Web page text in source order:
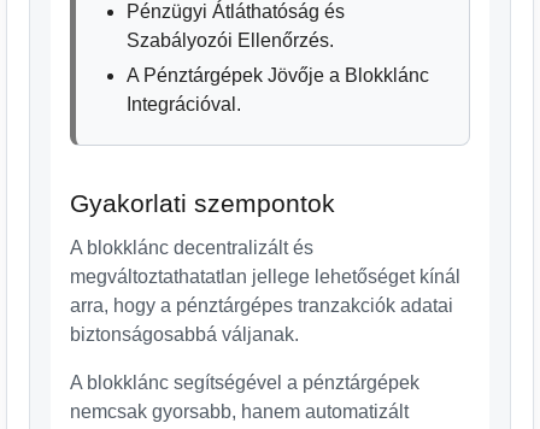
Pénzügyi Átláthatóság és
Szabályozói Ellenőrzés.
A Pénztárgépek Jövője a Blokklánc
Integrációval.
Gyakorlati szempontok
A blokklánc decentralizált és
megváltoztathatatlan jellege lehetőséget kínál
arra, hogy a pénztárgépes tranzakciók adatai
biztonságosabbá váljanak.
A blokklánc segítségével a pénztárgépek
nemcsak gyorsabb, hanem automatizált